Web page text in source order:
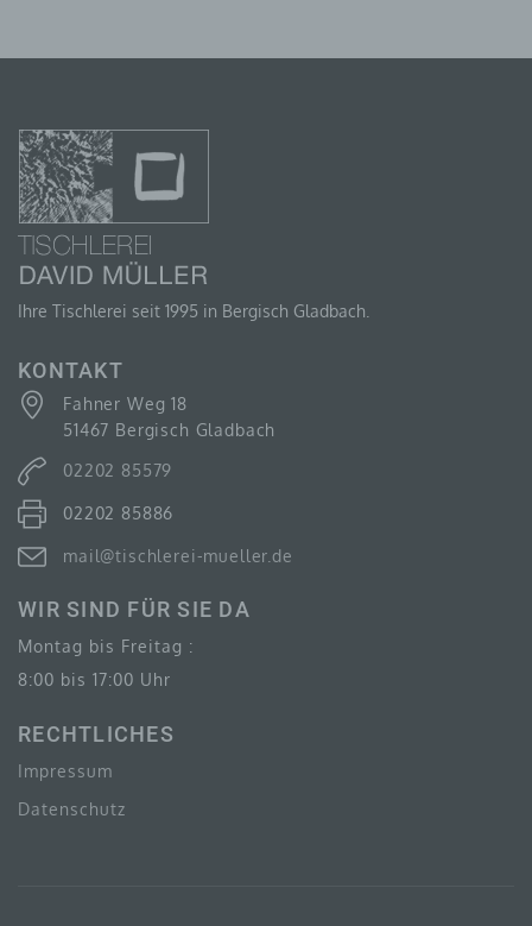
Ihre Tischlerei seit 1995 in Bergisch Gladbach.
KONTAKT
Fahner Weg 18
51467 Bergisch Gladbach
02202 85579
02202 85886
mail@tischlerei-mueller.de
WIR SIND FÜR SIE DA
Montag bis Freitag :
8:00 bis 17:00 Uhr
RECHTLICHES
Impressum
Datenschutz
E) PROFILING
Profiling ist jede Art der automatisierten Verarbeitung
personenbezogener Daten, die darin besteht, dass
diese personenbezogenen Daten verwendet werden,
um bestimmte persönliche Aspekte, die sich auf eine
natürliche Person beziehen, zu bewerten,
insbesondere, um Aspekte bezüglich Arbeitsleistung,
Vorlieben, Interessen, Zuverlässigkeit, Verhalten,
F) PSEUDONYMISIERUNG
Pseudonymisierung ist die Verarbeitung
die personenbezogenen Daten ohne Hinzuziehung
spezifischen betroffenen Person zugeordnet werden
können, sofern diese zusätzlichen Informationen
gesondert aufbewahrt werden und technischen und
organisatorischen Maßnahmen unterliegen, die
gewährleisten, dass die personenbezogenen Daten